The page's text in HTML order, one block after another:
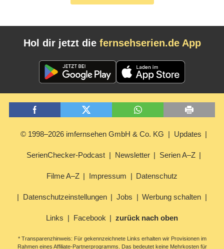
Hol dir jetzt die fernsehserien.de App
© 1998–2026 imfernsehen GmbH & Co. KG Updates
SerienChecker-Podcast Newsletter Serien A–Z
Filme A–Z Impressum Datenschutz
Datenschutzeinstellungen Jobs Werbung schalten
Links Facebook zurück nach oben
* Transparenzhinweis: Für gekennzeichnete Links erhalten wir Provisionen im
Rahmen eines Affiliate-Partnerprogramms. Das bedeutet keine Mehrkosten für